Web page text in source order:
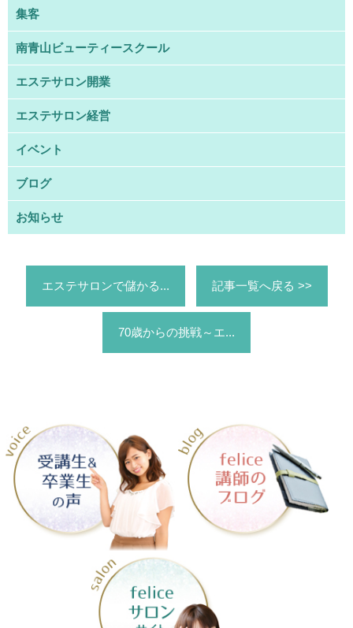
集客
南青山ビューティースクール
エステサロン開業
エステサロン経営
イベント
ブログ
お知らせ
エステサロンで儲かる... 記事一覧へ戻る >>
70歳からの挑戦～エ...